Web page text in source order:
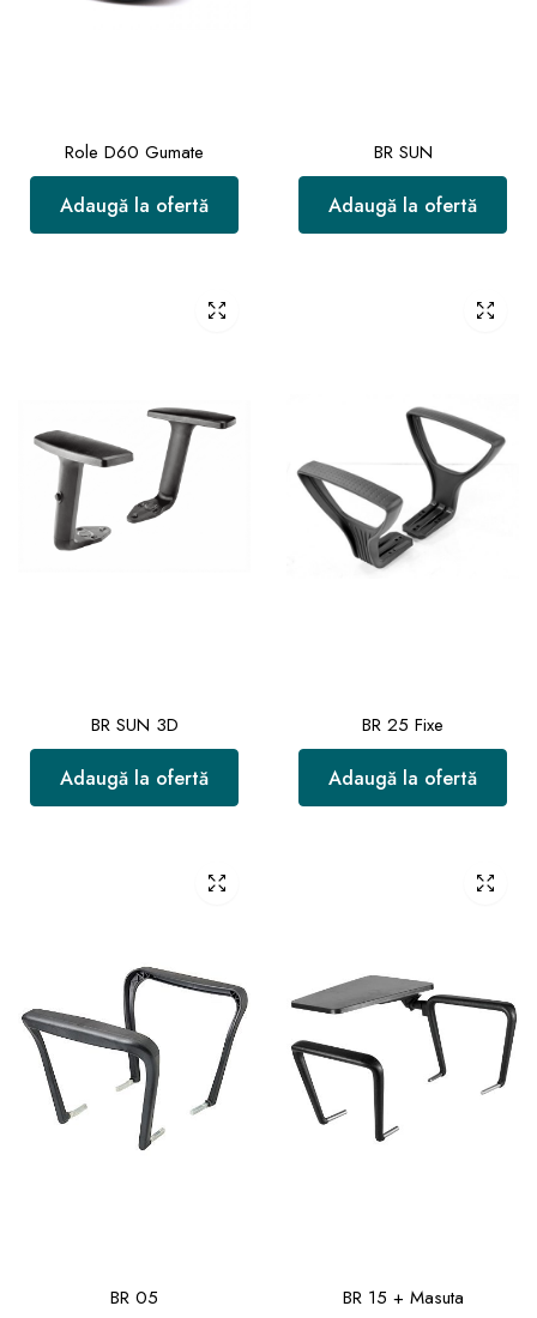
Role D60 Gumate
Adaugă la ofertă
BR SUN
Adaugă la ofertă
BR SUN 3D
Adaugă la ofertă
BR 25 Fixe
Adaugă la ofertă
BR 05 BR 15 + Masuta